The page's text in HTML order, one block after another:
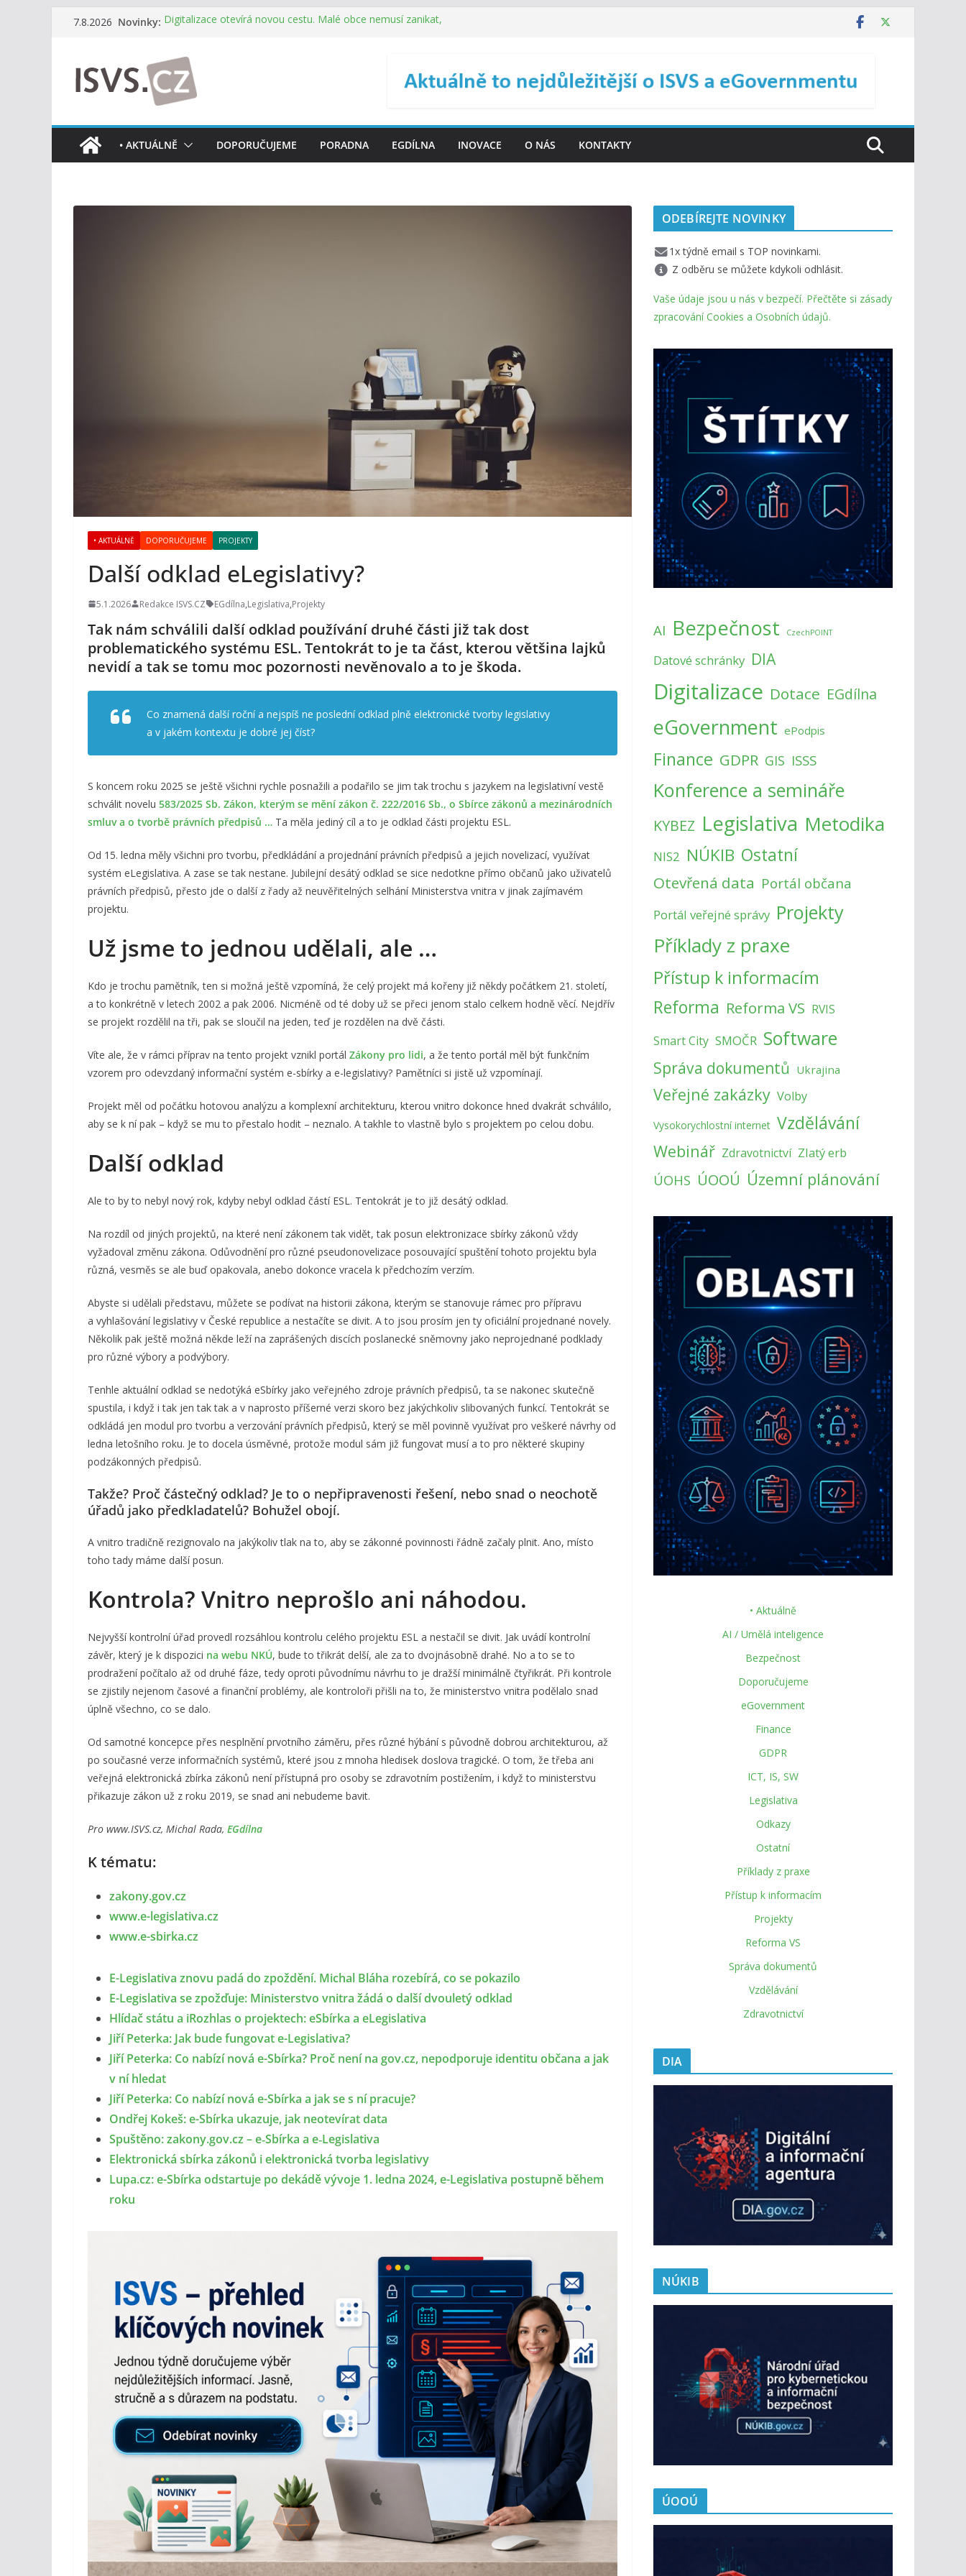
Přeskočit
7.8.2026 Novinky: Digitalizace otevírá novou cestu. Malé obce nemusí zanikat,
testování digitálních služeb
DIA: Informační systém dlouhodobého řízení (ISDŘ) je od
července v plném provozu
RVIS – Výbor pro architekturu a řízení ICT zveřejnil materiály
z nového jednání
Informace o obcích vždy po ruce. SMS ČR spouští novou
mobilní aplikaci
• AKTUÁLNĚ DOPORUČUJEME PORADNA EGDÍLNA INOVACE O NÁS KONTAKTY
• AKTUÁLNĚ DOPORUČUJEME PROJEKTY
Další odklad eLegislativy?
5.1.2026 Redakce ISVS.CZ EGdílna,Legislativa,Projekty
Tak nám schválili další odklad používání druhé části již tak dost
problematického systému ESL. Tentokrát to je ta část, kterou většina lajků
nevidí a tak se tomu moc pozornosti nevěnovalo a to je škoda.
Co znamená další roční a nejspíš ne poslední odklad plně elektronické tvorby legislativy
a v jakém kontextu je dobré jej číst?
S koncem roku 2025 se ještě všichni rychle posnažili a podařilo se jim tak trochu s jazykem na legislativní vestě
schválit novelu 583/2025 Sb. Zákon, kterým se mění zákon č. 222/2016 Sb., o Sbírce zákonů a mezinárodních
smluv a o tvorbě právních předpisů … Ta měla jediný cíl a to je odklad části projektu ESL.
Od 15. ledna měly všichni pro tvorbu, předkládání a projednání právních předpisů a jejich novelizací, využívat
systém eLegislativa. A zase se tak nestane. Jubilejní desátý odklad se sice nedotkne přímo občanů jako uživatelů
právních předpisů, přesto jde o další z řady až neuvěřitelných selhání Ministerstva vnitra v jinak zajímavém
projektu.
Už jsme to jednou udělali, ale …
Kdo je trochu pamětník, ten si možná ještě vzpomíná, že celý projekt má kořeny již někdy počátkem 21. století,
a to konkrétně v letech 2002 a pak 2006. Nicméně od té doby už se přeci jenom stalo celkem hodně věcí. Nejdřív
se projekt rozdělil na tři, pak se sloučil na jeden, teď je rozdělen na dvě části.
Víte ale, že v rámci příprav na tento projekt vznikl portál Zákony pro lidi, a že tento portál měl být funkčním
vzorem pro odevzdaný informační systém e-sbírky a e-legislativy? Pamětníci si jistě už vzpomínají.
Projekt měl od počátku hotovou analýzu a komplexní architekturu, kterou vnitro dokonce hned dvakrát schválilo,
aby se k ní pak – když se mu to přestalo hodit – neznalo. A takhle to vlastně bylo s projektem po celou dobu.
Další odklad
Ale to by to nebyl nový rok, kdyby nebyl odklad částí ESL. Tentokrát je to již desátý odklad.
Na rozdíl od jiných projektů, na které není zákonem tak vidět, tak posun elektronizace sbírky zákonů vždy
vyžadoval změnu zákona. Odůvodnění pro různé pseudonovelizace posouvající spuštění tohoto projektu byla
různá, vesměs se ale buď opakovala, anebo dokonce vracela k předchozím verzím.
Abyste si udělali představu, můžete se podívat na historii zákona, kterým se stanovuje rámec pro přípravu
a vyhlašování legislativy v České republice a nestačíte se divit. A to jsou prosím jen ty oficiální projednané novely.
Několik pak ještě možná někde leží na zaprášených discích poslanecké sněmovny jako neprojednané podklady
pro různé výbory a podvýbory.
Tenhle aktuální odklad se nedotýká eSbírky jako veřejného zdroje právních předpisů, ta se nakonec skutečně
spustila, i když i tak jen tak tak a v naprosto příšerné verzi skoro bez jakýchkoliv slibovaných funkcí. Tentokrát se
odkládá jen modul pro tvorbu a verzování právních předpisů, který se měl povinně využívat pro veškeré návrhy od
ledna letošního roku. Je to docela úsměvné, protože modul sám již fungovat musí a to pro některé skupiny
podzákonných předpisů.
Takže? Proč částečný odklad? Je to o nepřipravenosti řešení, nebo snad o neochotě
úřadů jako předkladatelů? Bohužel obojí.
A vnitro tradičně rezignovalo na jakýkoliv tlak na to, aby se zákonné povinnosti řádně začaly plnit. Ano, místo
toho tady máme další posun.
Kontrola? Vnitro neprošlo ani náhodou.
Nejvyšší kontrolní úřad provedl rozsáhlou kontrolu celého projektu ESL a nestačil se divit. Jak uvádí kontrolní
závěr, který je k dispozici na webu NKÚ, bude to třikrát delší, ale za to dvojnásobně drahé. No a to se to
prodražení počítalo až od druhé fáze, tedy oproti původnímu návrhu to je dražší minimálně čtyřikrát. Při kontrole
se zjistily nejenom časové a finanční problémy, ale kontroloři přišli na to, že ministerstvo vnitra podělalo snad
úplně všechno, co se dalo.
Od samotné koncepce přes nesplnění prvotního záměru, přes různé hýbání s původně dobrou architekturou, až
po současné verze informačních systémů, které jsou z mnoha hledisek doslova tragické. O tom, že třeba ani
veřejná elektronická zbírka zákonů není přístupná pro osoby se zdravotním postižením, i když to ministerstvu
přikazuje zákon už z roku 2019, se snad ani nebudeme bavit.
Pro www.ISVS.cz, Michal Rada, EGdílna
K tématu:
zakony.gov.cz
www.e-legislativa.cz
www.e-sbirka.cz
E-Legislativa znovu padá do zpoždění. Michal Bláha rozebírá, co se pokazilo
E-Legislativa se zpožďuje: Ministerstvo vnitra žádá o další dvouletý odklad
Hlídač státu a iRozhlas o projektech: eSbírka a eLegislativa
Jiří Peterka: Jak bude fungovat e-Legislativa?
Jiří Peterka: Co nabízí nová e-Sbírka? Proč není na gov.cz, nepodporuje identitu občana a jak
v ní hledat
Jiří Peterka: Co nabízí nová e-Sbírka a jak se s ní pracuje?
Ondřej Kokeš: e-Sbírka ukazuje, jak neotevírat data
Spuštěno: zakony.gov.cz – e‑Sbírka a e‑Legislativa
Elektronická sbírka zákonů i elektronická tvorba legislativy
Lupa.cz: e-Sbírka odstartuje po dekádě vývoje 1. ledna 2024, e-Legislativa postupně během
roku
ODEBÍREJTE NOVINKY
1x týdně email s TOP novinkami.
Z odběru se můžete kdykoli odhlásit.
Vaše údaje jsou u nás v bezpečí. Přečtěte si zásady
zpracování Cookies a Osobních údajů.
AI Bezpečnost CzechPOINT
Datové schránky DIA
Digitalizace Dotace EGdílna
eGovernment ePodpis
Finance GDPR GIS ISSS
Konference a semináře
KYBEZ Legislativa Metodika
NIS2 NÚKIB Ostatní
Otevřená data Portál občana
Portál veřejné správy Projekty
Příklady z praxe
Přístup k informacím
Reforma Reforma VS RVIS
Smart City SMOČR Software
Správa dokumentů Ukrajina
Veřejné zakázky Volby
Vysokorychlostní internet Vzdělávání
Webinář Zdravotnictví Zlatý erb
ÚOHS ÚOOÚ Územní plánování
• Aktuálně
AI / Umělá inteligence
Bezpečnost
Doporučujeme
eGovernment
Finance
GDPR
ICT, IS, SW
Legislativa
Odkazy
Ostatní
Příklady z praxe
Přístup k informacím
Projekty
Reforma VS
Správa dokumentů
Vzdělávání
Zdravotnictví
DIA
NÚKIB
ÚOOÚ